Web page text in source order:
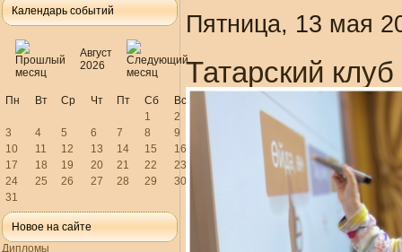
Календарь событий
Август
2026
Пн Вт Ср Чт Пт Сб
Вс
1
2
3
4 5 6 7 8
9
10
11 12 13 14 15
16
17
18 19 20 21 22
23
24
25 26 27 28 29
30
31
Новое на сайте
Дипломы
Пятница, 13 мая
Татарский